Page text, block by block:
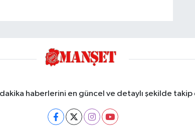
dakika haberlerini en güncel ve detaylı şekilde